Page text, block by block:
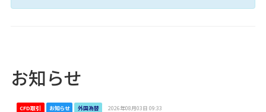
お知らせ
CFD取引 お知らせ 外国為替 2026年08月03日 09:33